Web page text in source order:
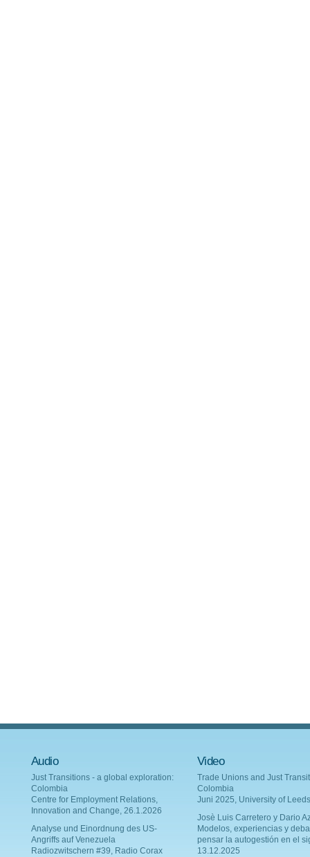
Audio
Just Transitions - a global exploration:
Colombia
Centre for Employment Relations,
Innovation and Change, 26.1.2026
Analyse und Einordnung des US-
Angriffs auf Venezuela
Radiozwitschern #39, Radio Corax
Video
Trade Unions and Just
Colombia
Juni 2025, University of Leeds
Josè Luis Carretero y Dario
Modelos, experiencias y
pensar la autogestión en el
13.12.2025